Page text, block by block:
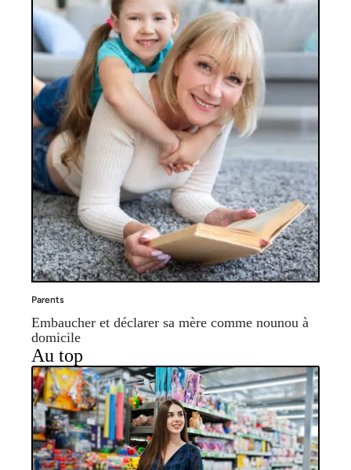
Parents
Embaucher et déclarer sa mère comme nounou à
domicile
Au top